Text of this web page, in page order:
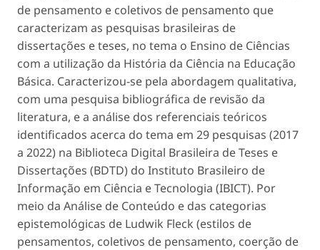
de pensamento e coletivos de pensamento que
caracterizam as pesquisas brasileiras de
dissertações e teses, no tema o Ensino de Ciências
com a utilização da História da Ciência na Educação
Básica. Caracterizou-se pela abordagem qualitativa,
com uma pesquisa bibliográfica de revisão da
literatura, e a análise dos referenciais teóricos
identificados acerca do tema em 29 pesquisas (2017
a 2022) na Biblioteca Digital Brasileira de Teses e
Dissertações (BDTD) do Instituto Brasileiro de
Informação em Ciência e Tecnologia (IBICT). Por
meio da Análise de Conteúdo e das categorias
epistemológicas de Ludwik Fleck (estilos de
pensamentos, coletivos de pensamento, coerção de